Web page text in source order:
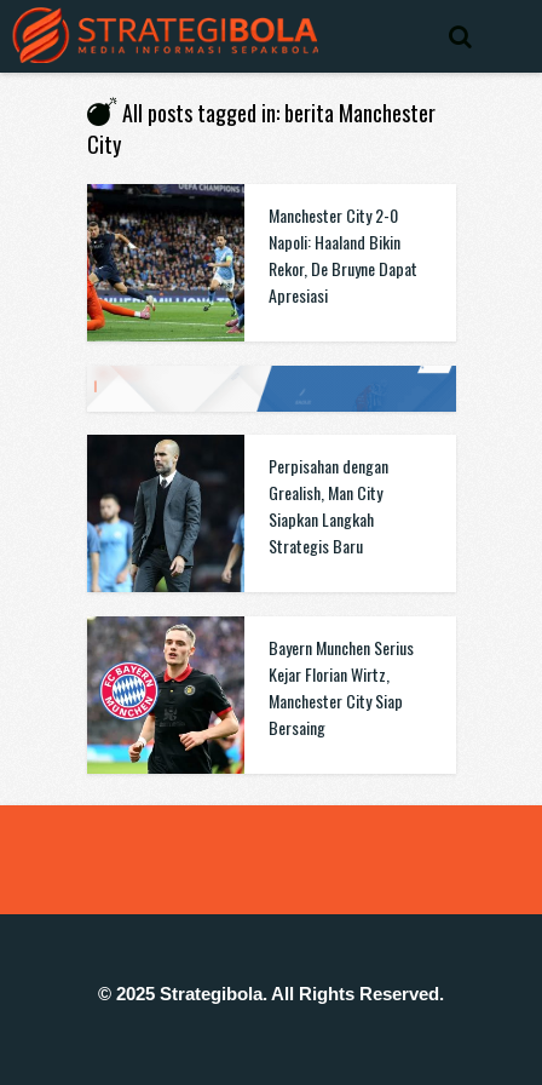
All posts tagged in: berita Manchester
City
Manchester City 2-0
Napoli: Haaland Bikin
Rekor, De Bruyne Dapat
Apresiasi
Perpisahan dengan
Grealish, Man City
Siapkan Langkah
Strategis Baru
Bayern Munchen Serius
Kejar Florian Wirtz,
Manchester City Siap
Bersaing
© 2025 Strategibola. All Rights Reserved.